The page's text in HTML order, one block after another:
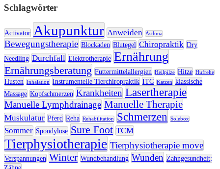
Schlagwörter
Activator Akupunktur Anweiden Asthma
Bewegungstherapie Blockaden Blutegel Chiropraktik Dry
Needling Durchfall Elektrotherapie Ernährung
Ernährungsberatung Futtermittelallergien Heilpilze Hitze Hufrehe
Husten Inhalation Instrumentelle Tierchiropraktik ITC Katzen
klassische
Massage Kopfschmerzen Krankheiten Lasertherapie
Manuelle Lymphdrainage Manuelle Therapie
Muskulatur Pferd Reha Rehabilitation Schmerzen Solebox
Sommer Spondylose Sure Foot TCM
Tierphysiotherapie Tierphysiotherapie move
Verspannungen Winter Wundbehandlung Wunden Zahngesundheit;